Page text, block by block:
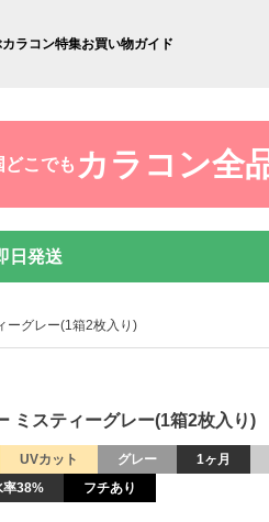
カラコン特集お買い物ガイド
こでも カラコン全
日発送
ーグレー(1箱2枚入り)
ミスティーグレー(1箱2枚入り)
UVカット グレー 1ヶ月
率38% フチあり